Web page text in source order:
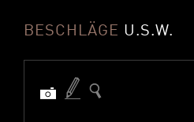
BESCHLÄGE U.S.W.